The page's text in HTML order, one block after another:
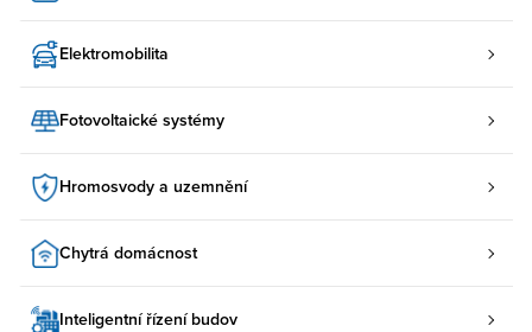
Elektromobilita
Fotovoltaické systémy
Hromosvody a uzemnění
Chytrá domácnost
Inteligentní řízení budov